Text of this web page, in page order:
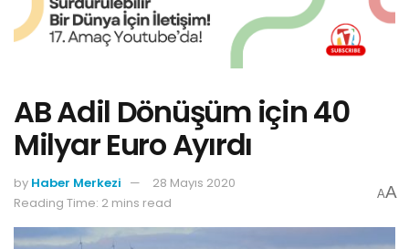
AB Adil Dönüşüm için 40
Milyar Euro Ayırdı
by Haber Merkezi
28 Mayıs 2020
Reading Time: 2 mins read
AA